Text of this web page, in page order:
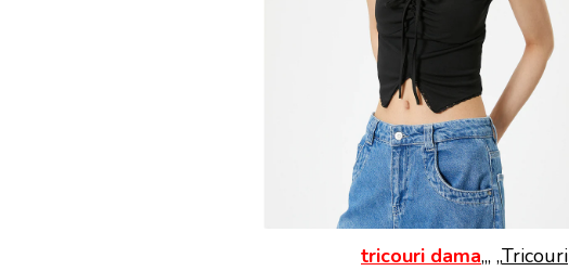
tricouri dama„, „Tricouri